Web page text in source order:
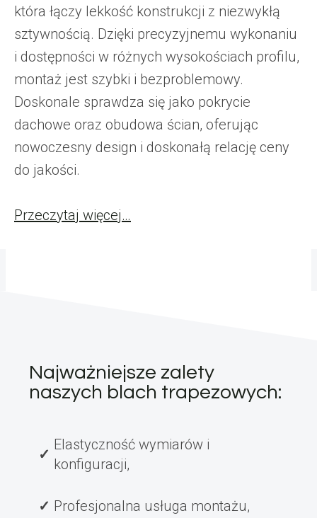
która łączy lekkość konstrukcji z niezwykłą
sztywnością. Dzięki precyzyjnemu wykonaniu
i dostępności w różnych wysokościach profilu,
montaż jest szybki i bezproblemowy.
Doskonale sprawdza się jako pokrycie
dachowe oraz obudowa ścian, oferując
nowoczesny design i doskonałą relację ceny
do jakości.
Przeczytaj więcej…
Najważniejsze zalety
naszych blach trapezowych:
Elastyczność wymiarów i
konfiguracji,
Profesjonalna usługa montażu,